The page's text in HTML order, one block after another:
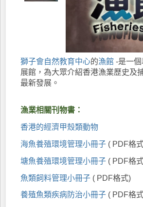
獅子會自然教育中心的漁館 -是一
展館，為大眾介紹香港漁業歷史及
最新發展。
漁業相關刊物書 ：
香港的經濟甲殼類動物
海魚養殖環境管理小冊子 ( PDF格
塘魚養殖環境管理小冊子 ( PDF格
魚類飼料管理小冊子 ( PDF格式)
養殖魚類疾病防治小冊子 ( PDF格